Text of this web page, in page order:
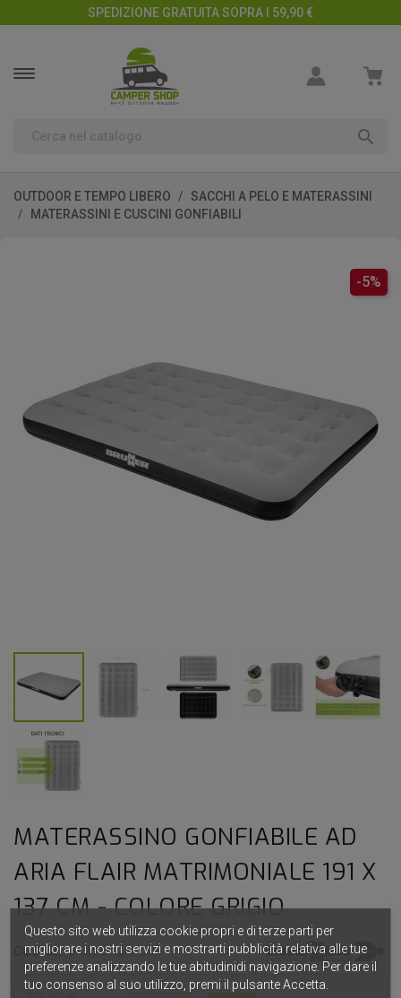
SPEDIZIONE GRATUITA SOPRA I 59,90 €

OUTDOOR E TEMPO LIBERO
SACCHI A PELO E MATERASSINI
MATERASSINI E CUSCINI GONFIABILI
-5%
MATERASSINO GONFIABILE AD
ARIA FLAIR MATRIMONIALE 191 X
137 CM - COLORE GRIGIO
CODICE: 0432082N.C06
Questo sito web utilizza cookie propri e di terze parti per
migliorare i nostri servizi e mostrarti pubblicità relativa alle tue
preferenze analizzando le tue abitudinidi navigazione. Per dare il
tuo consenso al suo utilizzo, premi il pulsante Accetta.